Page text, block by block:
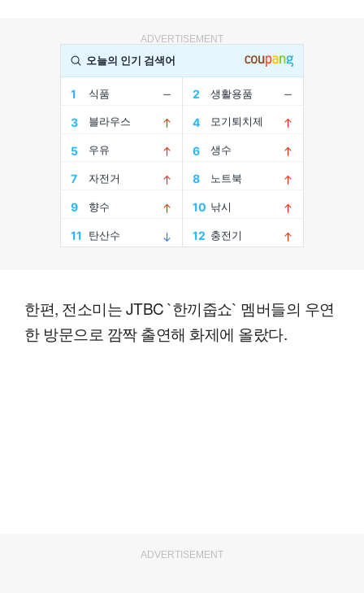
ADVERTISEMENT
한편, 전소미는 JTBC `한끼줍쇼` 멤버들의 우연
한 방문으로 깜짝 출연해 화제에 올랐다.
ADVERTISEMENT